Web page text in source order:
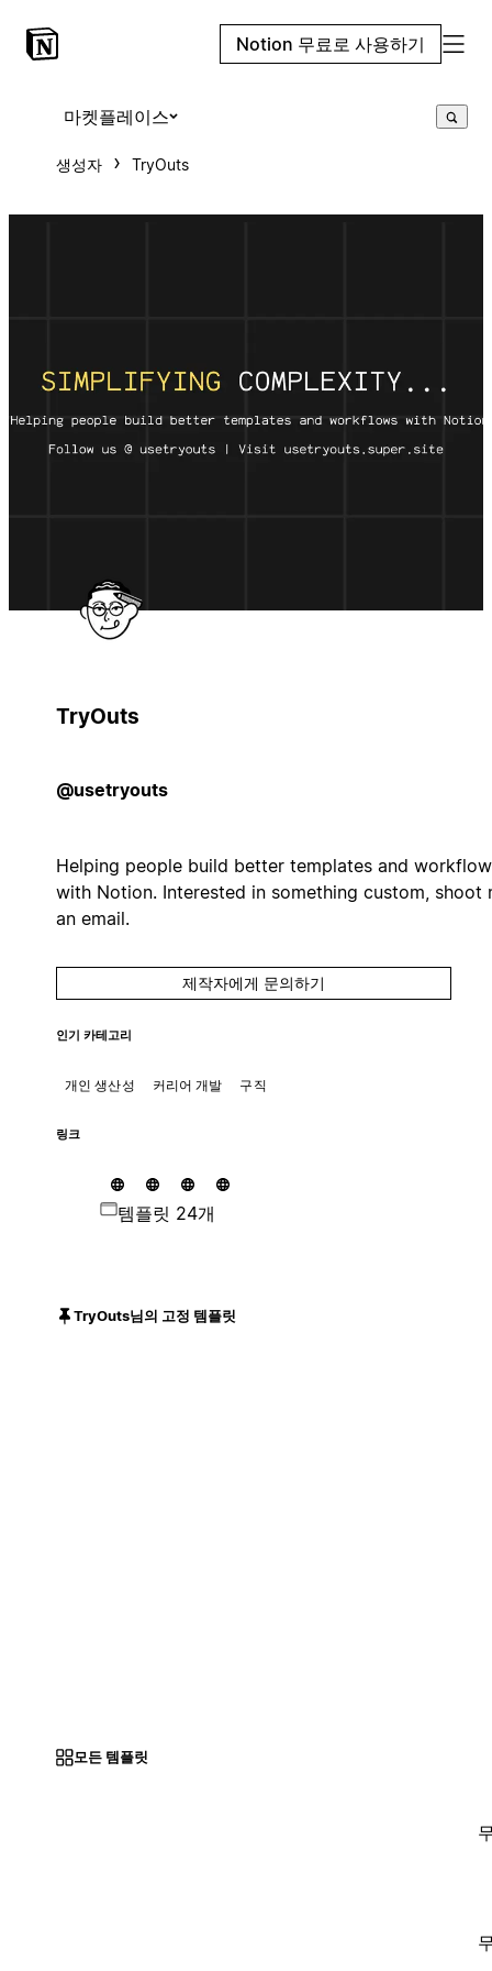
Notion 무료로 사용하기
마켓플레이스
생성자 TryOuts
TryOuts
@usetryouts
Helping people build better templates and
with Notion. Interested in something custom, shoot
an email.
제작자에게 문의하기
인기 카테고리
개인 생산성 커리어 개발 구직
링크
템플릿 24개
TryOuts님의 고정 템플릿
모든 템플릿